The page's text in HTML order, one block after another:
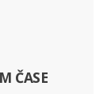
ČASE